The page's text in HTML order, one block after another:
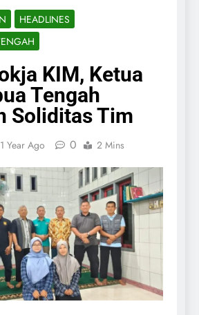
HEADLINES
KIM, Ketua
Tengah
Soliditas Tim
1 Year Ago 0 2 Mins